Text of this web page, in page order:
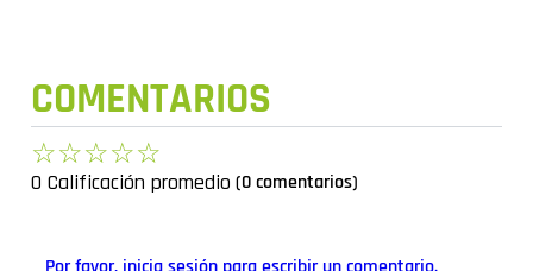
COMENTARIOS
☆☆☆☆☆
0 Calificación promedio (0 comentarios)